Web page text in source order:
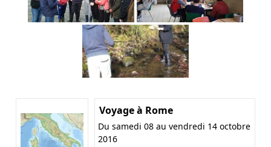
Voyage à Rome
Du samedi 08 au vendredi 14 octobre
2016